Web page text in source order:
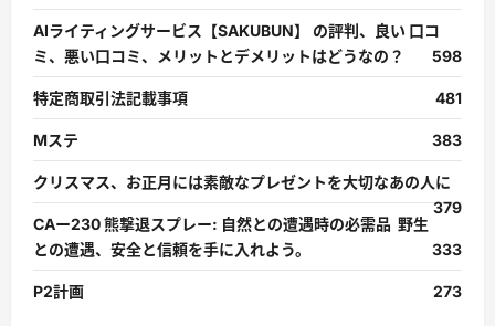
AIライティングサービス【SAKUBUN】 の評判、良い 口コ
ミ、悪い口コミ、メリットとデメリットはどうなの？
598
特定商取引法記載事項 481
Mステ 383
クリスマス、お正月には素敵なプレゼントを大切なあの人に
379
CAー230 熊撃退スプレー: 自然との遭遇時の必需品 野生
との遭遇、安全と信頼を手に入れよう。
333
P2計画 273